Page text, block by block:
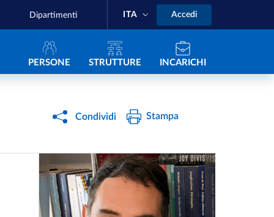
Dipartimenti ITA Accedi
Navigazione principale
PERSONE STRUTTURE INCARICHI
Condividi Stampa